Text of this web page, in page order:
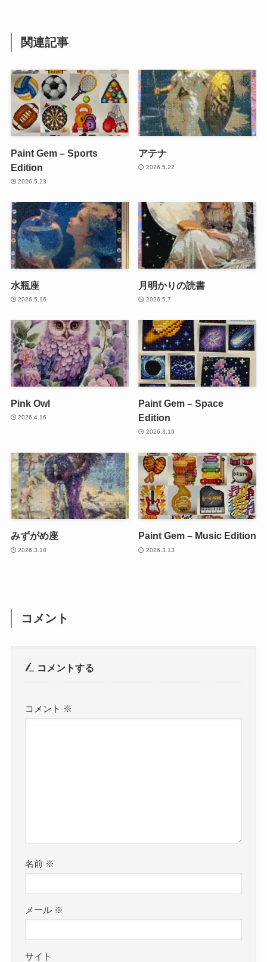
関連記事
Paint Gem – Sports
Edition
2026.5.23
アテナ
2026.5.22
水瓶座
2026.5.16
月明かりの読書
2026.5.7
Pink Owl
2026.4.16
Paint Gem – Space
Edition
2026.3.19
みずがめ座
2026.3.18
Paint Gem – Music Edition
2026.3.13
コメント
コメントする
コメント ※
名前 ※
メール ※
サイト